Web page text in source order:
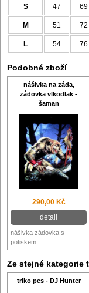
S 47 69
M 51 72
L 54 76
Podobné zboží
nášivka na záda,
zádovka vlkodlak -
šaman
290,00 Kč
detail
nášivka zádovka s
potiskem
Ze stejné kategorie
triko pes - DJ Hunter